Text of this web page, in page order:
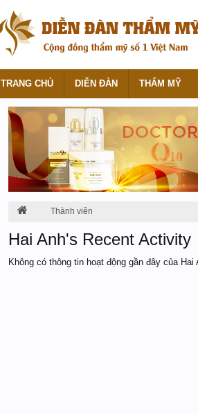
Thành viên
Hai Anh's Recent Activity
Không có thông tin hoạt động gần đây của Hai
TRANG CHỦ DIỄN ĐÀN THẨM MỸ